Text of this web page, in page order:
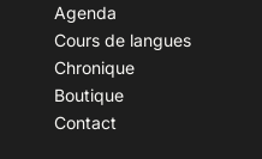
Agenda
Cours de langues
Chronique
Boutique
Contact